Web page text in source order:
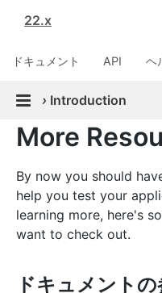
22.x
ドキュメント API ヘ
› Introduction
More
By now you should
help you test your
learning more, here's
want to check out.
ドキュメントの